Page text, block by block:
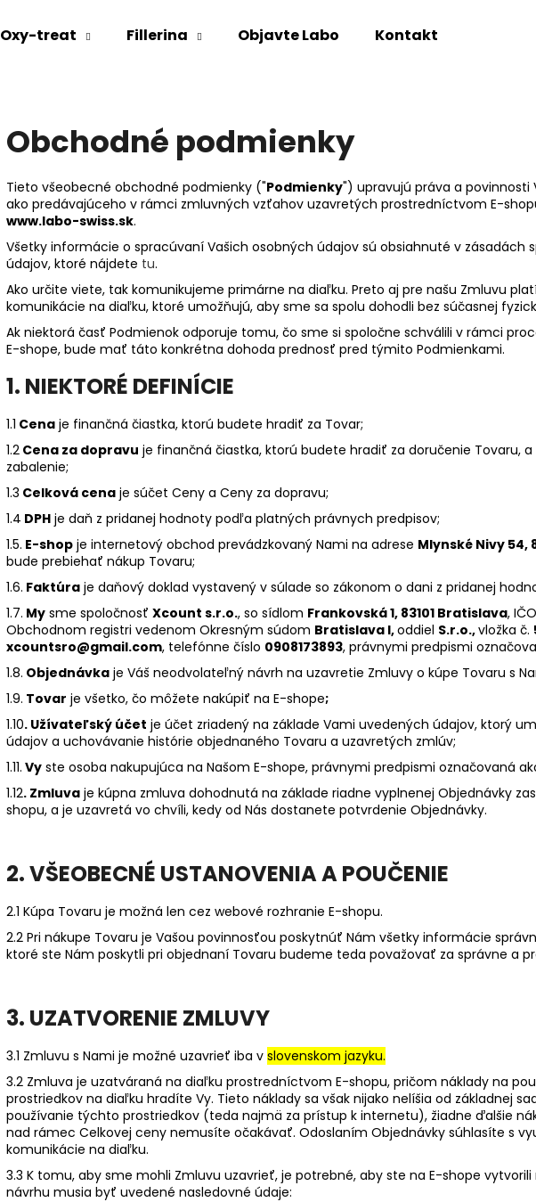
Oxy-treat Fillerina Objavte Labo Kontakty
Obchodné podmienky
Tieto všeobecné obchodné podmienky ("Podmienky") upravujú práva a povinnosti
ako predávajúceho v rámci zmluvných vzťahov uzavretých prostredníctvom E-
www.labo-swiss.sk.
Všetky informácie o spracúvaní Vašich osobných údajov sú obsiahnuté v zásadách
údajov, ktoré nájdete tu.
Ako určite viete, tak komunikujeme primárne na diaľku. Preto aj pre našu Zmluvu
komunikácie na diaľku, ktoré umožňujú, aby sme sa spolu dohodli bez súčasnej
Ak niektorá časť Podmienok odporuje tomu, čo sme si spoločne schválili v rámci
E-shope, bude mať táto konkrétna dohoda prednosť pred týmito Podmienkami.
1. NIEKTORÉ DEFINÍCIE
1.1 Cena je finančná čiastka, ktorú budete hradiť za Tovar;
1.2 Cena za dopravu je finančná čiastka, ktorú budete hradiť za doručenie Tovaru,
zabalenie;
1.3 Celková cena je súčet Ceny a Ceny za dopravu;
1.4 DPH je daň z pridanej hodnoty podľa platných právnych predpisov;
1.5. E-shop je internetový obchod prevádzkovaný Nami na adrese Mlynské Nivy 54,
bude prebiehať nákup Tovaru;
1.6. Faktúra je daňový doklad vystavený v súlade so zákonom o dani z pridanej
1.7. My sme spoločnosť Xcount s.r.o., so sídlom Frankovská 1, 83101 Bratislava,
Obchodnom registri vedenom Okresným súdom Bratislava I,oddiel S.r.o.,vložka č.
xcountsro@gmail.com, telefónne číslo 0908173893, právnymi predpismi
1.8. Objednávka je Váš neodvolateľný návrh na uzavretie Zmluvy o kúpe Tovaru s
1.9. Tovar je všetko, čo môžete nakúpiť na E-shope;
1.10. Užívateľský účet je účet zriadený na základe Vami uvedených údajov, ktorý
údajov a uchovávanie histórie objednaného Tovaru a uzavretých zmlúv;
1.11. Vy ste osoba nakupujúca na Našom E-shope, právnymi predpismi označovaná
1.12. Zmluva je kúpna zmluva dohodnutá na základe riadne vyplnenej Objednávky
shopu, a je uzavretá vo chvíli, kedy od Nás dostanete potvrdenie Objednávky.
2. VŠEOBECNÉ USTANOVENIA A POUČENIE
2.1 Kúpa Tovaru je možná len cez webové rozhranie E-shopu.
2.2 Pri nákupe Tovaru je Vašou povinnosťou poskytnúť Nám všetky informácie
ktoré ste Nám poskytli pri objednaní Tovaru budeme teda považovať za správne a
3. UZATVORENIE ZMLUVY
3.1 Zmluvu s Nami je možné uzavrieť iba v slovenskom jazyku.
3.2 Zmluva je uzatváraná na diaľku prostredníctvom E-shopu, pričom náklady na
prostriedkov na diaľku hradíte Vy. Tieto náklady sa však nijako nelíšia od základnej
používanie týchto prostriedkov (teda najmä za prístup k internetu), žiadne ďalšie
nad rámec Celkovej ceny nemusíte očakávať. Odoslaním Objednávky súhlasíte s
komunikácie na diaľku.
3.3 K tomu, aby sme mohli Zmluvu uzavrieť, je potrebné, aby ste na E-shope
návrhu musia byť uvedené nasledovné údaje:
Odporúčame
OPAĽOVANIE SPF 50+ (200 ML)
€70
NA TVÁR SPF 20 (50 ML)
€48